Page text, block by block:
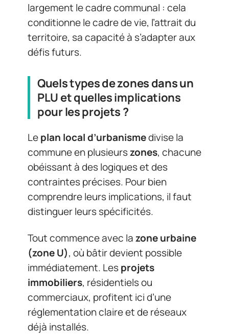
largement le cadre communal : cela
conditionne le cadre de vie, l’attrait du
territoire, sa capacité à s’adapter aux
défis futurs.
Quels types de zones dans un
PLU et quelles implications
pour les projets ?
Leplan local d’urbanismedivise la
commune en plusieurszones, chacune
obéissant à des logiques et des
contraintes précises. Pour bien
comprendre leurs implications, il faut
distinguer leurs spécificités.
Tout commence avec lazone urbaine
(zone U), où bâtir devient possible
immédiatement. Lesprojets
immobiliers, résidentiels ou
commerciaux, profitent ici d’une
réglementation claire et de réseaux
déjà installés.